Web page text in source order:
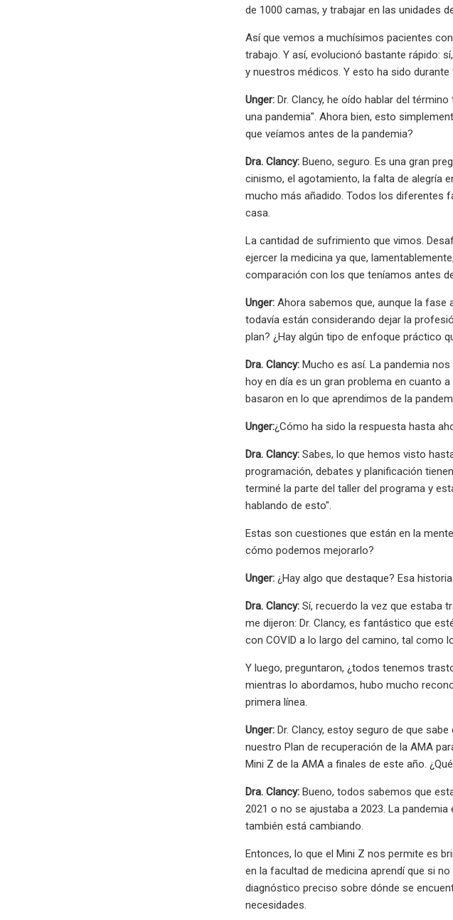
de 1000 camas, y trabajar en las unidades
Así que vemos a muchísimos pacientes
trabajo. Y así, evolucionó bastante rápido:
y nuestros médicos. Y esto ha sido durante
Unger: Dr. Clancy, he oído hablar del
una pandemia". Ahora bien, esto
que veíamos antes de la pandemia?
Dra. Clancy: Bueno, seguro. Es una gran
cinismo, el agotamiento, la falta de alegría
mucho más añadido. Todos los diferentes
casa.
La cantidad de sufrimiento que vimos.
ejercer la medicina ya que,
comparación con los que teníamos antes
Unger: Ahora sabemos que, aunque la fase
todavía están considerando dejar la
plan? ¿Hay algún tipo de enfoque práctico
Dra. Clancy: Mucho es así. La pandemia
hoy en día es un gran problema en cuanto
basaron en lo que aprendimos de la
Unger:¿Cómo ha sido la respuesta hasta
Dra. Clancy: Sabes, lo que hemos visto
programación, debates y planificación
terminé la parte del taller del programa y
hablando de esto".
Estas son cuestiones que están en la
cómo podemos mejorarlo?
Unger: ¿Hay algo que destaque? Esa
Dra. Clancy: Sí, recuerdo la vez que estaba
me dijeron: Dr. Clancy, es fantástico que
con COVID a lo largo del camino, tal como
Y luego, preguntaron, ¿todos tenemos
mientras lo abordamos, hubo mucho
primera línea.
Unger: Dr. Clancy, estoy seguro de que
nuestro Plan de recuperación de la AMA
Mini Z de la AMA a finales de este año.
Dra. Clancy: Bueno, todos sabemos que
2021 o no se ajustaba a 2023. La
también está cambiando.
Entonces, lo que el Mini Z nos permite es
en la facultad de medicina aprendí que si
diagnóstico preciso sobre dónde se
necesidades.